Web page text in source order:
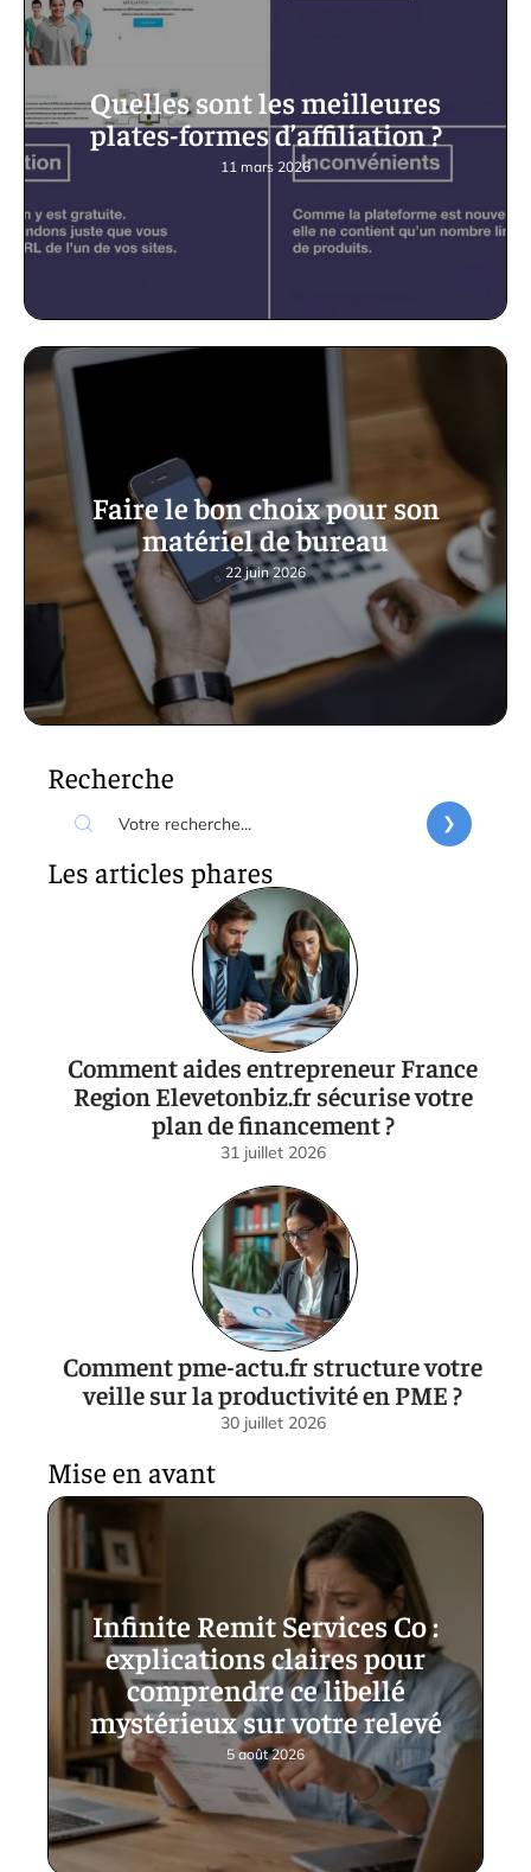
Quelles sont les meilleures
plates-formes d’affiliation ?
11 mars 2026
Faire le bon choix pour son
matériel de bureau
22 juin 2026
Recherche
Les articles phares
Comment aides entrepreneur France
Region Elevetonbiz.fr sécurise votre
plan de financement ?
31 juillet 2026
Comment pme-actu.fr structure votre
veille sur la productivité en PME ?
30 juillet 2026
Mise en avant
Infinite Remit Services Co :
explications claires pour
comprendre ce libellé
mystérieux sur votre relevé
5 août 2026